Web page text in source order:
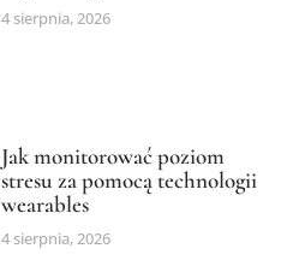
4 sierpnia, 2026
Jak monitorować poziom
stresu za pomocą technologii
wearables
4 sierpnia, 2026